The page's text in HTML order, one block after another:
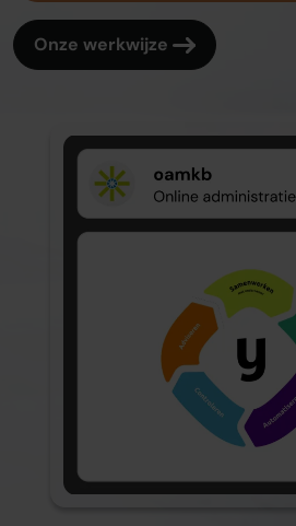
Onze werkwijze